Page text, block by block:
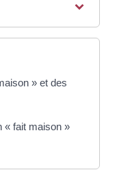
» et des
« fait maison »